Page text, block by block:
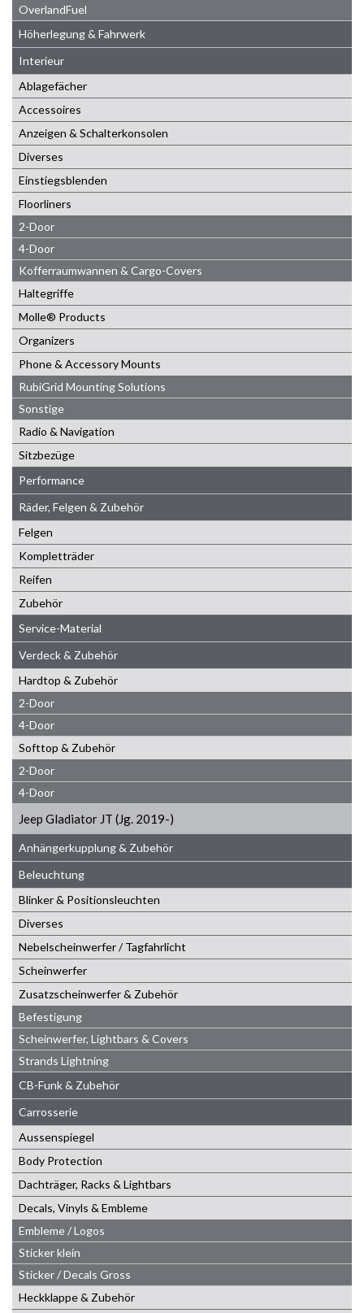
OverlandFuel
Höherlegung & Fahrwerk
Interieur
Ablagefächer
Accessoires
Anzeigen & Schalterkonsolen
Diverses
Einstiegsblenden
Floorliners
2-Door
4-Door
Kofferraumwannen & Cargo-Covers
Haltegriffe
Molle® Products
Organizers
Phone & Accessory Mounts
RubiGrid Mounting Solutions
Sonstige
Radio & Navigation
Sitzbezüge
Performance
Räder, Felgen & Zubehör
Felgen
Kompletträder
Reifen
Zubehör
Service-Material
Verdeck & Zubehör
Hardtop & Zubehör
2-Door
4-Door
Softtop & Zubehör
2-Door
4-Door
Jeep Gladiator JT (Jg. 2019-)
Anhängerkupplung & Zubehör
Beleuchtung
Blinker & Positionsleuchten
Diverses
Nebelscheinwerfer / Tagfahrlicht
Scheinwerfer
Zusatzscheinwerfer & Zubehör
Befestigung
Scheinwerfer, Lightbars & Covers
Strands Lightning
CB-Funk & Zubehör
Carrosserie
Aussenspiegel
Body Protection
Dachträger, Racks & Lightbars
Decals, Vinyls & Embleme
Embleme / Logos
Sticker klein
Sticker / Decals Gross
Heckklappe & Zubehör